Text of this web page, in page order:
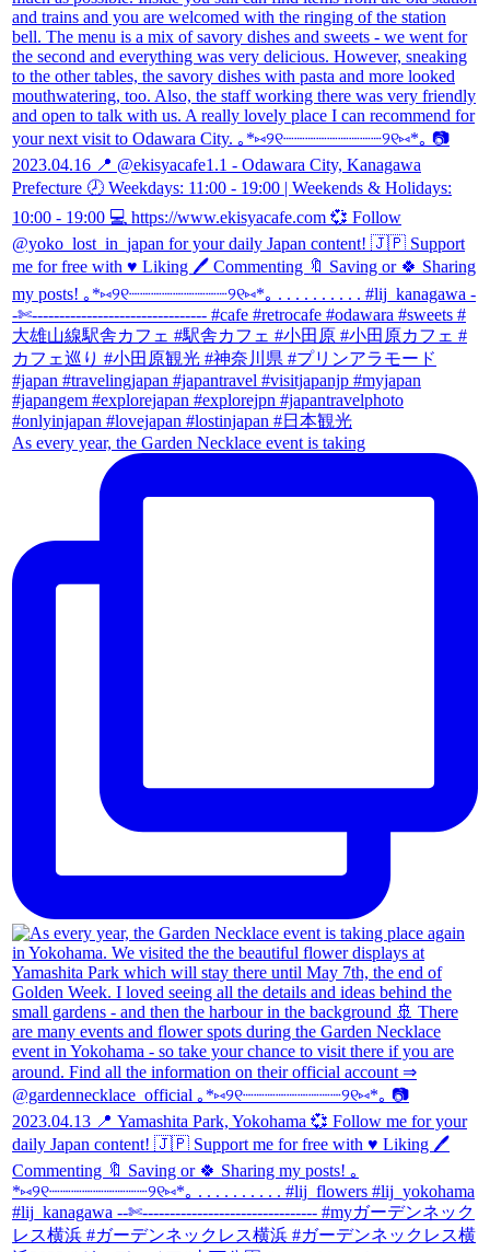
As every year, the Garden Necklace event is taking